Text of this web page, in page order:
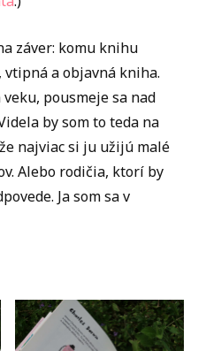
záver: komu knihu
vtipná a objavná kniha.
pousmeje sa nad
by som to teda na
najviac si ju užijú malé
Alebo rodičia, ktorí by
Ja som sa v